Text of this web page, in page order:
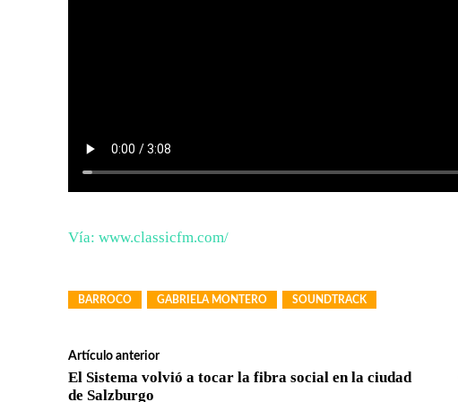
Vía: www.classicfm.com/
BARROCO GABRIELA MONTERO SOUNDTRACK
Artículo anterior
El Sistema volvió a tocar la fibra social en la ciudad
de Salzburgo